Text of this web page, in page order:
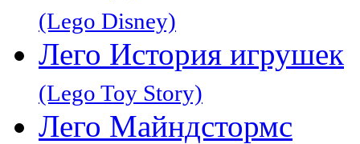
(Lego Disney)
Лего История игрушек
(Lego Toy Story)
Лего Майндстормс